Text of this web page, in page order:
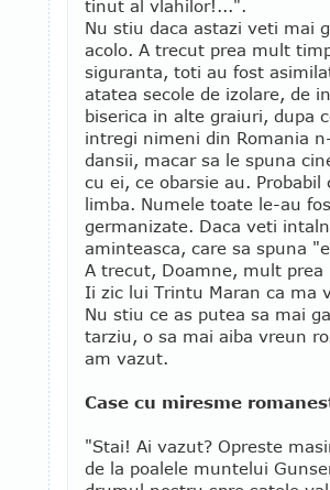
tinut al vlahilor!...".
Nu stiu daca astazi veti mai
acolo. A trecut prea mult
siguranta, toti au fost
atatea secole de izolare, de
biserica in alte graiuri, dupa
intregi nimeni din Romania
dansii, macar sa le spuna
cu ei, ce obarsie au.
limba. Numele toate le-au
germanizate. Daca veti
aminteasca, care sa spuna
A trecut, Doamne, mult
Ii zic lui Trintu Maran ca ma
Nu stiu ce as putea sa mai
tarziu, o sa mai aiba vreun
am vazut.
Case cu miresme
"Stai! Ai vazut? Opreste
de la poalele muntelui